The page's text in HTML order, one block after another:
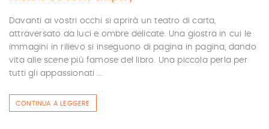
Davanti ai vostri occhi si aprirà un teatro di carta,
attraversato da luci e ombre delicate. Una giostra in cui le
immagini in rilievo si inseguono di pagina in pagina, dando
vita alle scene più famose del libro. Una piccola perla per
tutti gli appassionati ...
CONTINUA A LEGGERE